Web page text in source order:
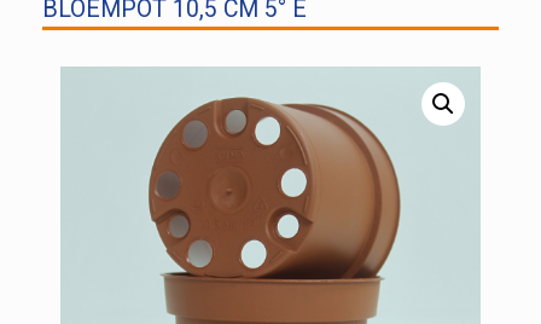
BLOEMPOT 10,5 CM 5° E